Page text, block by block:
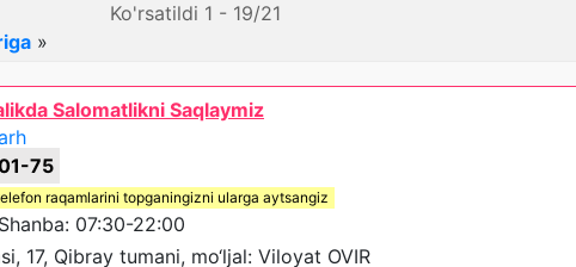
Ko'rsatildi 1 - 19/21
»
Salomatlikni Saqlaymiz
75
raqamlarini topganingizni ularga aytsangiz
07:30-22:00
17, Qibray tumani, mo‘ljal: Viloyat OVIR